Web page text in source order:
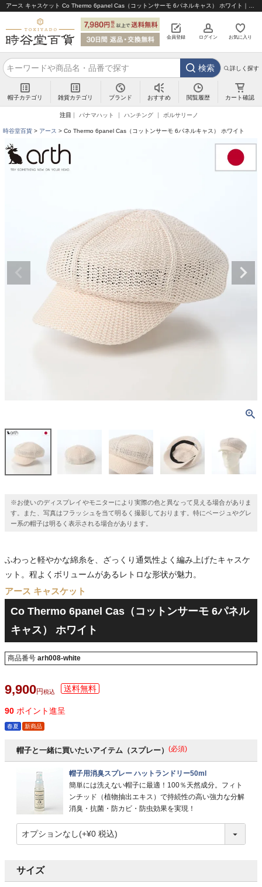
会員登録 ログイン お気に入り
検索 詳しく探す
帽子カテゴリ 雑貨カテゴリ ブランド おすすめ 閲覧履歴 カート確認
注目 パナマハット ハンチング ボルサリーノ
時谷堂百貨 アース Co Thermo 6panel Cas（コットンサーモ 6パネルキャス） ホワイト
※お使いのディスプレイやモニターにより実際の色と異なって見える場合がありま
す。また、写真はフラッシュを当て明るく撮影しております。特にベージュやグレ
ー系の帽子は明るく表示される場合があります。
ふわっと軽やかな綿糸を、ざっくり通気性よく編み上げたキャスケ
ット。程よくボリュームがあるレトロな形状が魅力。
アース キャスケット
Co Thermo 6panel Cas（コットンサーモ 6パネル
キャス） ホワイト
商品番号 arh008-white
9,900 税込
90 ポイント進呈
春夏 新商品
帽子と一緒に買いたいアイテム（スプレー） (必須)
帽子用消臭スプレー ハットランドリー50ml
簡単には洗えない帽子に最適！100％天然成分。フィト
ンチッド（植物抽出エキス）で持続性の高い強力な分解
消臭・抗菌・防カビ・防虫効果を実現！
サイズ